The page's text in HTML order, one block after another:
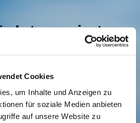
Cookies
um Inhalte und Anzeigen zu
für soziale Medien anbieten
auf unsere Website zu
Interessierte